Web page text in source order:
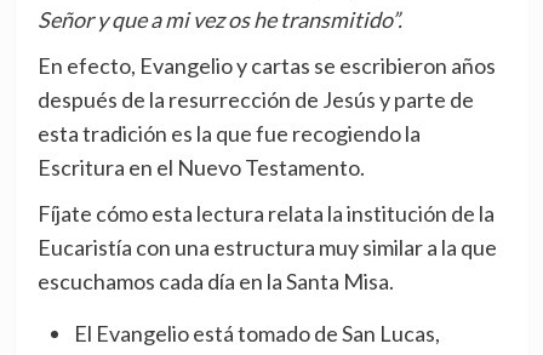
Señor y que a mi vez os he transmitido”.
En efecto, Evangelio y cartas se escribieron años
después de la resurrección de Jesús y parte de
esta tradición es la que fue recogiendo la
Escritura en el Nuevo Testamento.
Fíjate cómo esta lectura relata la institución de la
Eucaristía con una estructura muy similar a la que
escuchamos cada día en la Santa Misa.
El Evangelio está tomado de San Lucas,